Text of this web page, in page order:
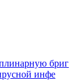
бриг
инфе